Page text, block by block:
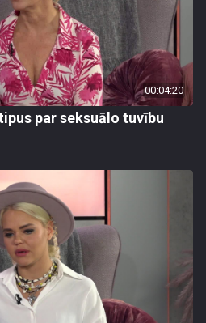
00:04:20
par seksuālo tuvību